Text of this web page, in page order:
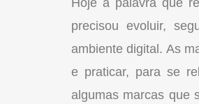
precisou evoluir,
ambiente digital. As
e praticar, para se
algumas marcas que